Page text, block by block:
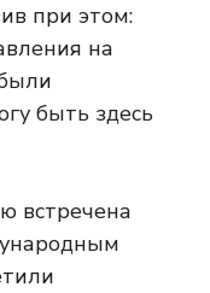
при этом:
на
быть здесь
встречена